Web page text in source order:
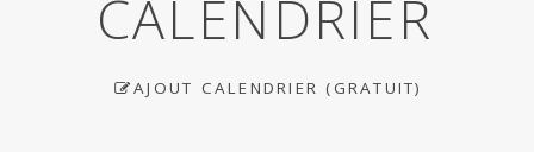
CALENDRIER
AJOUT CALENDRIER (GRATUIT)